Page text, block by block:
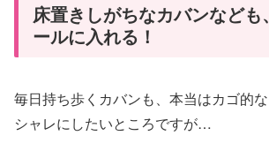
床置きしがちなカバンなども
ールに入れる！
毎日持ち歩くカバンも、本当はカゴ的
シャレにしたいところですが…